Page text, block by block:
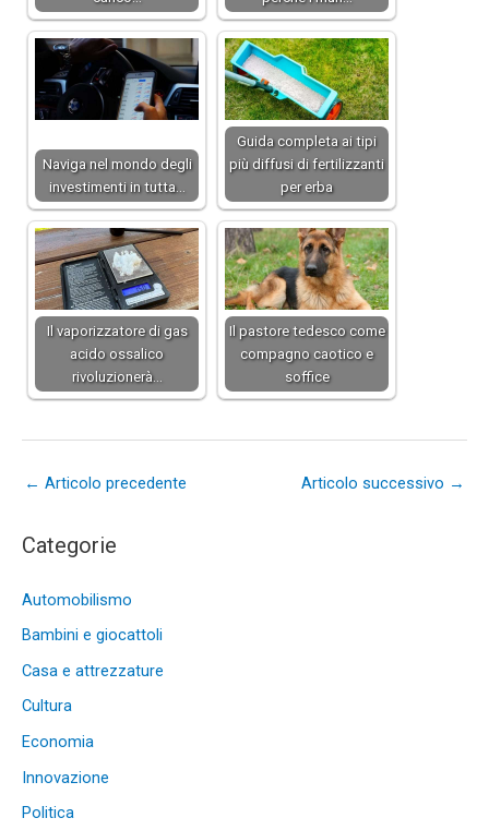
Naviga nel mondo degli
investimenti in tutta…
Guida completa ai tipi
più diffusi di fertilizzanti
per erba
Il vaporizzatore di gas
acido ossalico
rivoluzionerà…
Il pastore tedesco come
compagno caotico e
soffice
← Articolo precedente Articolo successivo →
Categorie
Automobilismo
Bambini e giocattoli
Casa e attrezzature
Cultura
Economia
Innovazione
Politica